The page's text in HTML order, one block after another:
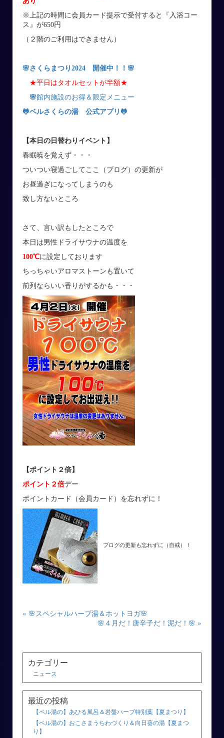
※上記の時間に会員カード提示で受付すると『入浴コー
ス』が650円
（２階のご利用はできません）
🌸さくらまつり2024 開催中！！🌸
★平日はタオルセットが半額★
🌸館内施設のお得＆限定メニュー
🐸ベルさくらの湯 公式アプリ 🐸
【本日の日替わりイベント】
春眠暁を覚えず・・・
ついつい寝過ごしてここ（ブログ）の更新が
お昼過ぎになってしまうのも
致し方ないところ
さて、言い訳もしたところで
本日は男性ドライサウナの温度を
100℃に設定しております
ちっちゃいアロマストーンも置いて
前列ならいい香りがするかも・・・
【ポイント２倍】
ポイント２倍デー
ポイントカード（会員カード）を忘れずに！
ブログの更新も忘れずに（自戒）！
« 🌸スペシャルハーブ湯＆ホットヨガ🌸
🌸４月だ！唐辛子だ！泥だ！🌸 »
カテゴリー
ニュース
最近の投稿
【ベル湯の】あひる風呂＆岩盤ハーブ特別葉【夏まつり】
【ベル湯の】おこさまうちわづくり＆向日葵の湯【夏まつ
り】